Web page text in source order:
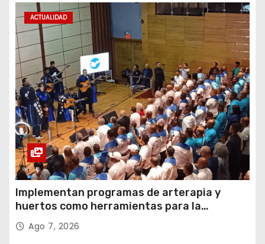
ACTUALIDAD
Implementan programas de arterapia y
huertos como herramientas para la
recuperación y la inclusión social
Ago 7, 2026